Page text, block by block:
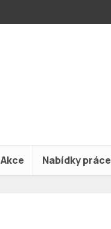
Akce Nabídky práce